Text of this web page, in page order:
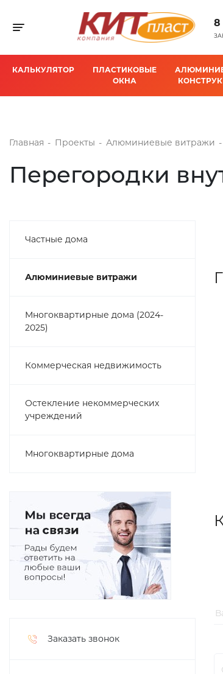
Toggle navigation
8
КАЛЬКУЛЯТОР
ПЛАСТИКОВЫЕ
ОКНА
Главная - Проекты - Алюминиевые витражи -
Перегородки
Частные дома
Алюминиевые витражи
Многоквартирные дома (2024-
2025)
Коммерческая недвижимость
Остекление некоммерческих
учреждений
Многоквартирные дома
Заказать звонок